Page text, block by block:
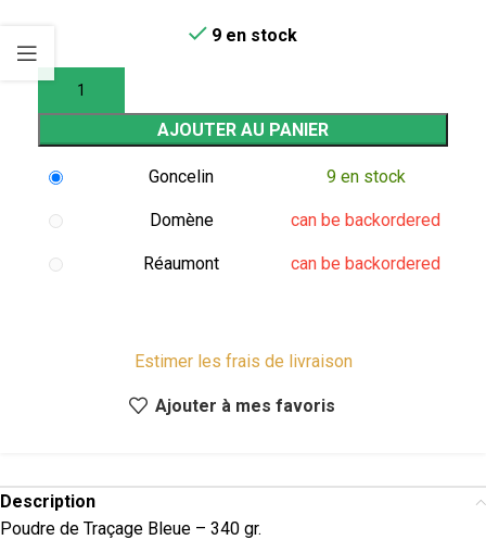
9 en stock
AJOUTER AU PANIER
Goncelin 9 en stock
Domène can be backordered
Réaumont can be backordered
Estimer les frais de livraison
Ajouter à mes favoris
Description
Poudre de Traçage Bleue – 340 gr.